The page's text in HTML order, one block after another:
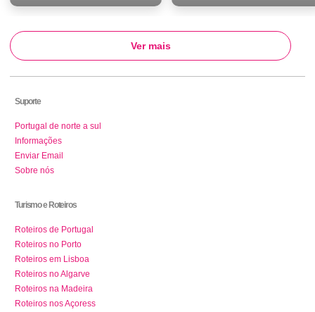
Ver mais
Suporte
Portugal de norte a sul
Informações
Enviar Email
Sobre nós
Turismo e Roteiros
Roteiros de Portugal
Roteiros no Porto
Roteiros em Lisboa
Roteiros no Algarve
Roteiros na Madeira
Roteiros nos Açoress